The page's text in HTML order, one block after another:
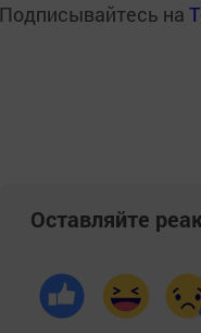
Подписывайтесь на
Оставляйте